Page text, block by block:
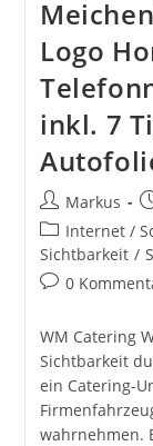
Logo
inkl. 7
Beitrags-
Autor:
Markus
Beitrags-
Kategorie:
Internet /
Sichtbarkeit /
Beitrags-
0
WM Catering
Sichtbarkeit
ein Catering-
wahrnehmen.